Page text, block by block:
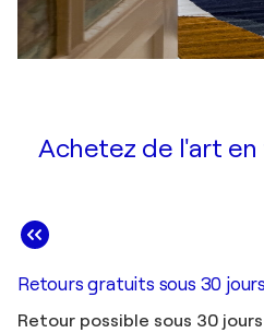
Achetez de l'art
Retours gratuits sous 30 jours
Retour possible sous 30